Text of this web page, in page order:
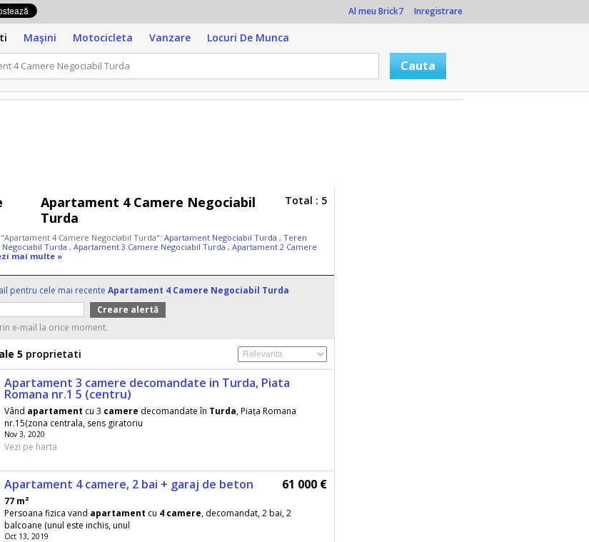
Al meu Brick7 Inregistrare
Maşini Motocicleta Vanzare Locuri De Munca
Apartament 4 Camere Negociabil
Turda
Total : 5
4 Camere Negociabil Turda": Apartament Negociabil Turda , Teren
Negociabil Turda , Apartament 3 Camere Negociabil Turda , Apartament 2 Camere
mai multe »
pentru cele mai recente Apartament 4 Camere Negociabil Turda
e-mail la orice moment.
5 proprietati
Apartament 3 camere decomandate in Turda, Piata
Romana nr.1 5 (centru)
Vând apartament cu 3 camere decomandate în Turda, Piața Romana
nr.15(zona centrala, sens giratoriu
Nov 3, 2020
Vezi pe harta
Apartament 4 camere, 2 bai + garaj de beton 61 000 €
77 m²
Persoana fizica vand apartament cu 4 camere, decomandat, 2 bai, 2
balcoane (unul este inchis, unul
Oct 13, 2019